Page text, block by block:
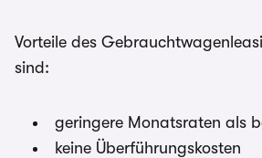
Vorteile des
sind:
geringere Monatsraten als
keine Überführungskosten